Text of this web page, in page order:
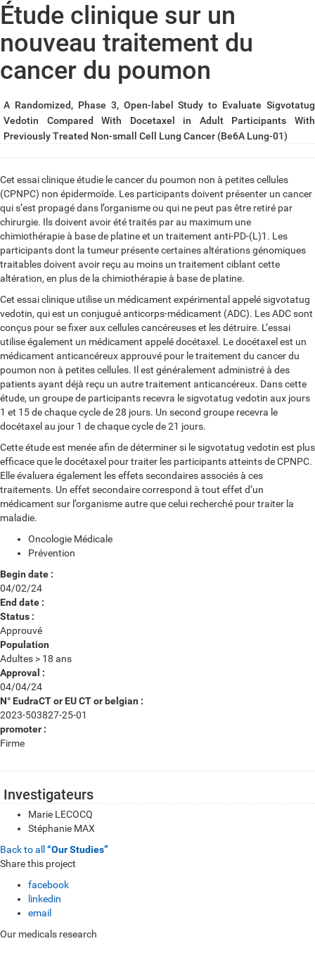
Étude clinique sur un
nouveau traitement du
cancer du poumon
A Randomized, Phase 3, Open-label Study to Evaluate Sigvotatug
Vedotin Compared With Docetaxel in Adult Participants With
Previously Treated Non-small Cell Lung Cancer (Be6A Lung-01)
Cet essai clinique étudie le cancer du poumon non à petites cellules
(CPNPC) non épidermoïde. Les participants doivent présenter un cancer
qui s’est propagé dans l’organisme ou qui ne peut pas être retiré par
chirurgie. Ils doivent avoir été traités par au maximum une
chimiothérapie à base de platine et un traitement anti-PD-(L)1. Les
participants dont la tumeur présente certaines altérations génomiques
traitables doivent avoir reçu au moins un traitement ciblant cette
altération, en plus de la chimiothérapie à base de platine.
Cet essai clinique utilise un médicament expérimental appelé sigvotatug
vedotin, qui est un conjugué anticorps-médicament (ADC). Les ADC sont
conçus pour se fixer aux cellules cancéreuses et les détruire. L’essai
utilise également un médicament appelé docétaxel. Le docétaxel est un
médicament anticancéreux approuvé pour le traitement du cancer du
poumon non à petites cellules. Il est généralement administré à des
patients ayant déjà reçu un autre traitement anticancéreux. Dans cette
étude, un groupe de participants recevra le sigvotatug vedotin aux jours
1 et 15 de chaque cycle de 28 jours. Un second groupe recevra le
docétaxel au jour 1 de chaque cycle de 21 jours.
Cette étude est menée afin de déterminer si le sigvotatug vedotin est plus
efficace que le docétaxel pour traiter les participants atteints de CPNPC.
Elle évaluera également les effets secondaires associés à ces
traitements. Un effet secondaire correspond à tout effet d’un
médicament sur l’organisme autre que celui recherché pour traiter la
maladie.
Oncologie Médicale
Prévention
Begin date :
04/02/24
End date :
Status :
Approuvé
Population
Adultes > 18 ans
Approval :
04/04/24
N° EudraCT or EU CT or belgian :
2023-503827-25-01
promoter :
Firme
Investigateurs
Marie LECOCQ
Stéphanie MAX
Back to all “Our Studies”
Share this project
facebook
linkedin
email
Our medicals research